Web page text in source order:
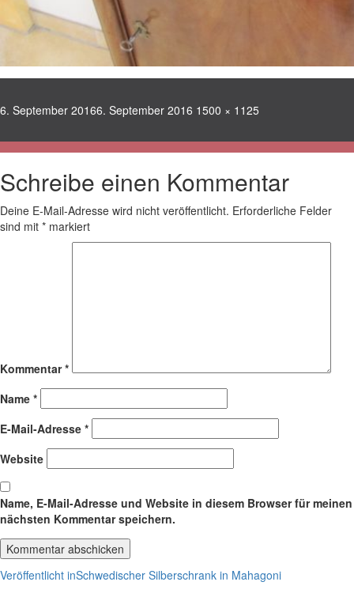
Veröffentlicht
6. September 20166. September 2016 Volle
1500 × 1125
Schreibe einen Kommentar
Deine E-Mail-Adresse wird nicht veröffentlicht. Erforderliche Felder
sind mit * markiert
Kommentar*
Name *
E-Mail-Adresse *
Website
Name, E-Mail-Adresse und Website in diesem Browser für meinen
nächsten Kommentar speichern.
Beitragsnavigation
Veröffentlicht inSchwedischer Silberschrank in Mahagoni